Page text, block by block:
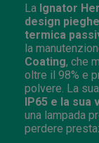
La Ignator
design
termica
la
Coating, che
oltre il 98% e
polvere. La
IP65 e la sua
una lampada
perdere